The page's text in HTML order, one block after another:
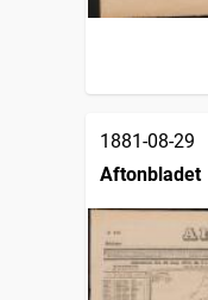
1881-08-29
Aftonbladet